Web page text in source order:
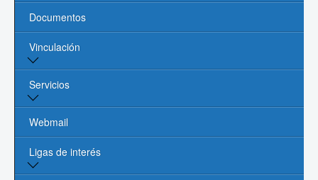
Ingreso
Núcleo Académico
Contacto
Documentos
Vinculación
Vinculación y Servicios
Servicios
Biblioteca
Cómputo
Webmail
Ligas de interés